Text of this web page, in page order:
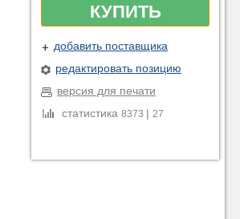
КУПИТЬ
добавить поставщика
редактировать позицию
версия для печати
статистика 8373 | 27